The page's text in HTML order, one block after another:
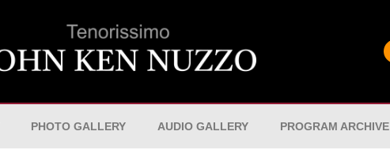
PHOTO GALLERY AUDIO GALLERY PROGRAM ARCHIVE